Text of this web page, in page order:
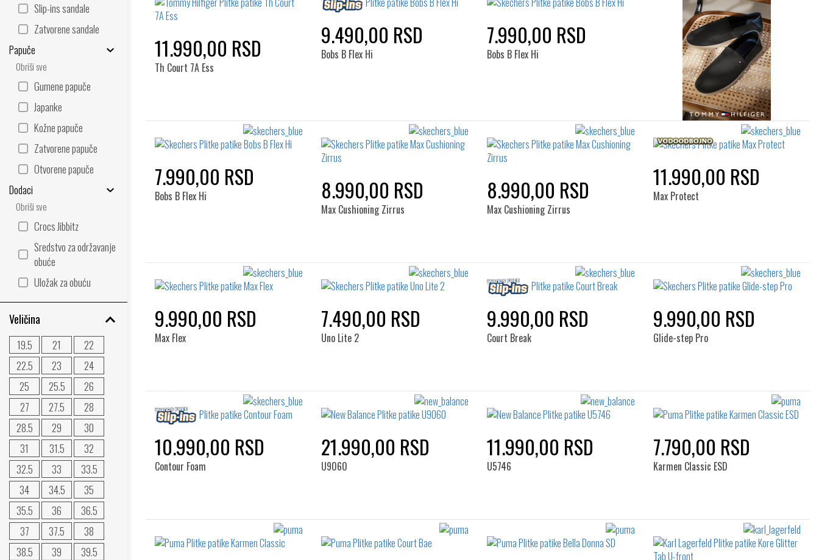
Slip-ins sandale
Zatvorene sandale
Papuče
Obriši sve
Gumene papuče
Japanke
Kožne papuče
Zatvorene papuče
Otvorene papuče
Dodaci
Obriši sve
Crocs Jibbitz
Sredstvo za održavanje
obuće
Uložak za obuću
Veličina
19.5 21
22
22.5
23
24
25
25.5
26
27
27.5
28
28.5
29
30
31
31.5
32
32.5
33
33.5
34
34.5
35
35.5
36
36.5
37
37.5
38
38.5
39
39.5
11.990,00 RSD
Th Court 7A Ess
9.490,00 RSD
Bobs B Flex Hi
7.990,00 RSD
Bobs B Flex Hi
7.990,00 RSD
Bobs B Flex Hi 8.990,00 RSD
Max Cushioning Zirrus
8.990,00 RSD
Max Cushioning Zirrus
11.990,00 RSD
Max Protect
9.990,00 RSD
Max Flex
7.490,00 RSD
Uno Lite 2
9.990,00 RSD
Court Break
9.990,00 RSD
Glide-step Pro
10.990,00 RSD
Contour Foam
21.990,00 RSD
U9060
11.990,00 RSD
U5746
7.790,00 RSD
Karmen Classic ESD